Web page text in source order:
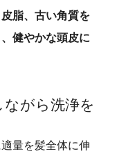
皮脂、古い角質を
健やかな頭皮に
ながら洗浄を
量を髪全体に伸